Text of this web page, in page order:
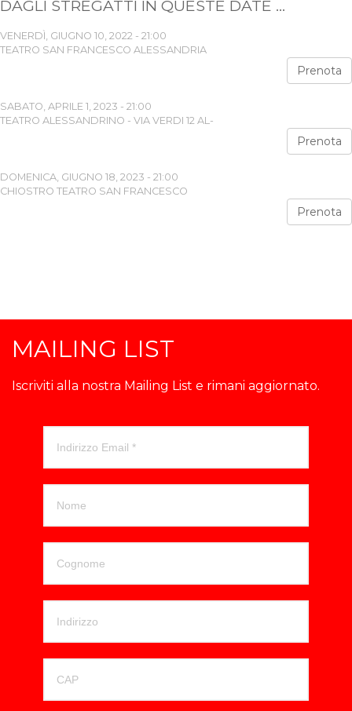
DAGLI STREGATTI IN QUESTE DATE ...
VENERDÌ, GIUGNO 10, 2022 - 21:00
TEATRO SAN FRANCESCO ALESSANDRIA
Prenota
SABATO, APRILE 1, 2023 - 21:00
TEATRO ALESSANDRINO - VIA VERDI 12 AL-
Prenota
DOMENICA, GIUGNO 18, 2023 - 21:00
CHIOSTRO TEATRO SAN FRANCESCO
Prenota
MAILING LIST
Iscriviti alla nostra Mailing List e rimani aggiornato.